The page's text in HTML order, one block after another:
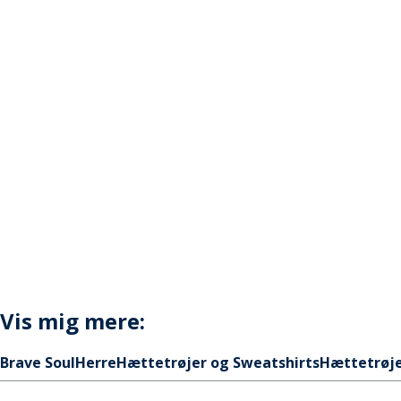
Vis mig mere:
Brave SoulHerreHættetrøjer og Sweatshirts